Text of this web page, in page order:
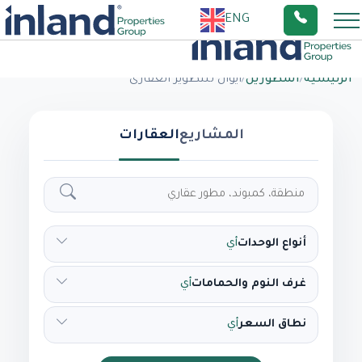
ENG
الرئيسية/المطورين/ايوان للتطوير العقارى
المشاريعالعقارات
أنواع الوحداتأي
غرف النوم والحماماتأي
نطاق السعرأي